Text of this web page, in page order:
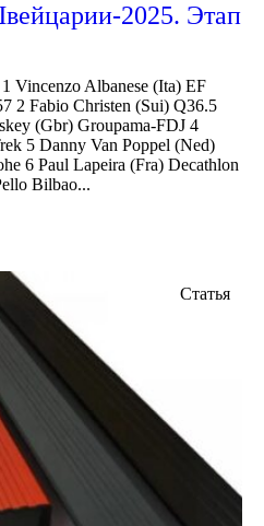
2025. Этап
Vincenzo Albanese (Ita) EF
2 Fabio Christen (Sui) Q36.5
(Gbr) Groupama-FDJ 4
5 Danny Van Poppel (Ned)
6 Paul Lapeira (Fra) Decathlon
Bilbao...
Статья